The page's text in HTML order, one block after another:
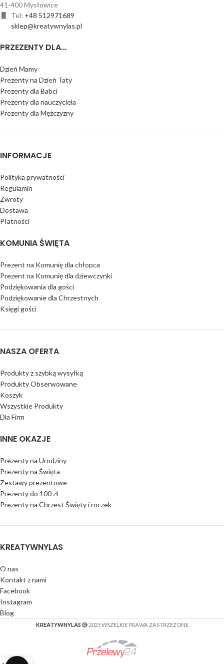
41-400 Mysłowice
Tel: +48 512971689
sklep@kreatywnylas.pl
PRZEZENTY DLA…
Dzień Mamy
Prezenty na Dzień Taty
Prezenty dla Babci
Prezenty dla nauczyciela
Prezenty dla Mężczyzny
INFORMACJE
Polityka prywatności
Regulamin
Zwroty
Dostawa
Płatności
KOMUNIA ŚWIĘTA
Prezent na Komunię dla chłopca
Prezent na Komunię dla dziewczynki
Podziękowania dla gości
Podziękowanie dla Chrzestnych
Księgi gości
NASZA OFERTA
Produkty z szybką wysyłką
Produkty Obserwowane
Koszyk
Wszystkie Produkty
Dla Firm
INNE OKAZJE
Prezenty na Urodziny
Prezenty na Święta
Zestawy prezentowe
Prezenty do 100 zł
Prezenty na Chrzest Święty i roczek
KREATYWNYLAS
O nas
Kontakt z nami
Facebook
Instagram
Blog
KREATYWNYLAS 2025 WSZELKIE PRAWA ZASTRZEŻONE